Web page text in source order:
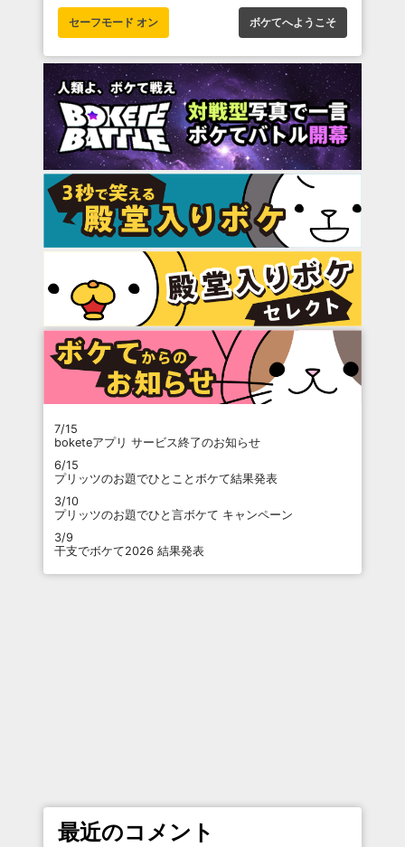
セーフモード オン ボケてへようこそ
7/15
boketeアプリ サービス終了のお知らせ
6/15
プリッツのお題でひとことボケて結果発表
3/10
プリッツのお題でひと言ボケて キャンペーン
3/9
干支でボケて2026 結果発表
最近のコメント